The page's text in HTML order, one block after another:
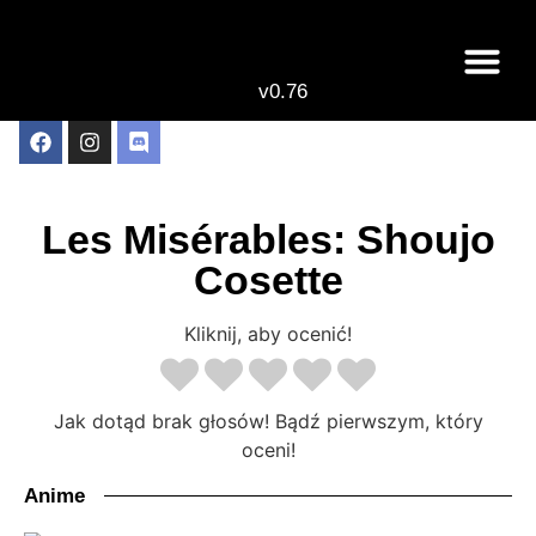
v0.76
Les Misérables: Shoujo
Cosette
Kliknij, aby ocenić!
Jak dotąd brak głosów! Bądź pierwszym, który
oceni!
Anime